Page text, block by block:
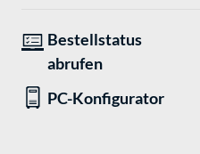
Bestellstatus
abrufen
PC-Konfigurator